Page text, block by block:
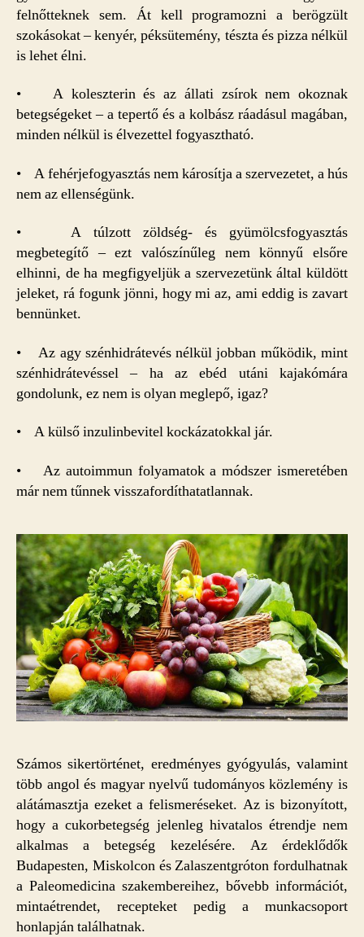
felnőtteknek sem. Át kell programozni a berögzült
szokásokat – kenyér, péksütemény, tészta és pizza nélkül
is lehet élni.
• A koleszterin és az állati zsírok nem okoznak
betegségeket – a tepertő és a kolbász ráadásul magában,
minden nélkül is élvezettel fogyasztható.
• A fehérjefogyasztás nem károsítja a szervezetet, a hús
nem az ellenségünk.
• A túlzott zöldség- és gyümölcsfogyasztás
megbetegítő – ezt valószínűleg nem könnyű elsőre
elhinni, de ha megfigyeljük a szervezetünk által küldött
jeleket, rá fogunk jönni, hogy mi az, ami eddig is zavart
bennünket.
• Az agy szénhidrátevés nélkül jobban működik, mint
szénhidrátevéssel – ha az ebéd utáni kajakómára
gondolunk, ez nem is olyan meglepő, igaz?
• A külső inzulinbevitel kockázatokkal jár.
• Az autoimmun folyamatok a módszer ismeretében
már nem tűnnek visszafordíthatatlannak.
Számos sikertörténet, eredményes gyógyulás, valamint
több angol és magyar nyelvű tudományos közlemény is
alátámasztja ezeket a felismeréseket. Az is bizonyított,
hogy a cukorbetegség jelenleg hivatalos étrendje nem
alkalmas a betegség kezelésére. Az érdeklődők
Budapesten, Miskolcon és Zalaszentgróton fordulhatnak
a Paleomedicina szakembereihez, bővebb információt,
mintaétrendet, recepteket pedig a munkacsoport
honlapján találhatnak.